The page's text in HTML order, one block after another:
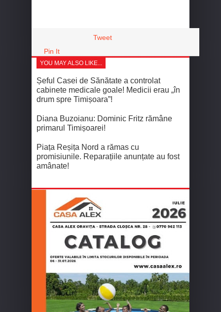
Tweet
Pin It
YOU MAY ALSO LIKE...
Șeful Casei de Sănătate a controlat
cabinete medicale goale! Medicii erau „în
drum spre Timișoara”!
Diana Buzoianu: Dominic Fritz rămâne
primarul Timișoarei!
Piața Reșița Nord a rămas cu
promisiunile. Reparațiile anunțate au fost
amânate!